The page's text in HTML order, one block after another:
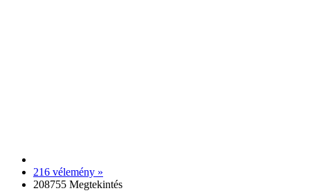
216 vélemény »
208755 Megtekintés